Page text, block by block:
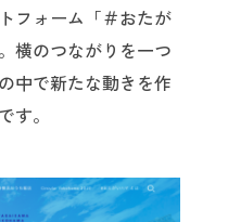
フォーム「＃おたが
横のつながりを一つ
中で新たな動きを作
す。